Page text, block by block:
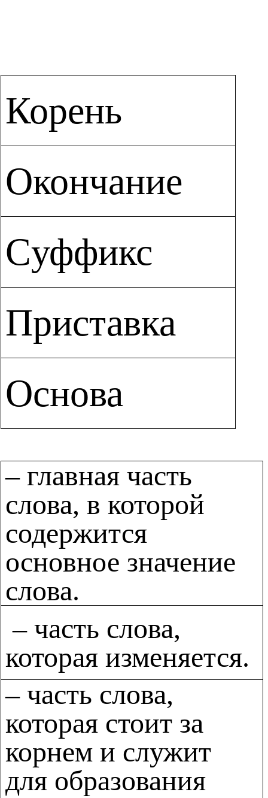
Корень
Окончание
Суффикс
Приставка
Основа
– главная часть
слова, в которой
содержится
основное значение
слова.
– часть слова,
которая изменяется.
– часть слова,
которая стоит за
корнем и служит
для образования